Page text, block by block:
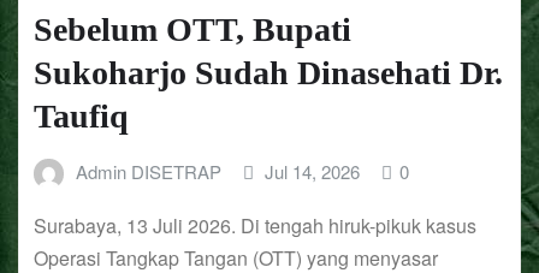
Sebelum OTT, Bupati
Sukoharjo Sudah Dinasehati Dr.
Taufiq
Admin DISETRAP Jul 14, 2026 0
Surabaya, 13 Juli 2026. Di tengah hiruk-pikuk kasus
Operasi Tangkap Tangan (OTT) yang menyasar